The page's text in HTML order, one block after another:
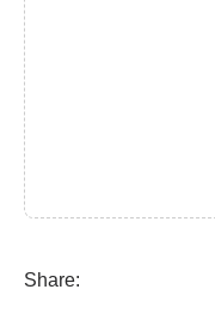
Share: